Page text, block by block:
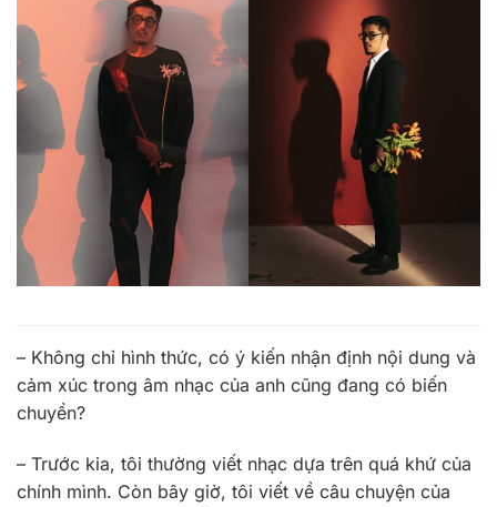
– Không chỉ hình thức, có ý kiến nhận định nội dung và
cảm xúc trong âm nhạc của anh cũng đang có biến
chuyển?
– Trước kia, tôi thường viết nhạc dựa trên quá khứ của
chính mình. Còn bây giờ, tôi viết về câu chuyện của